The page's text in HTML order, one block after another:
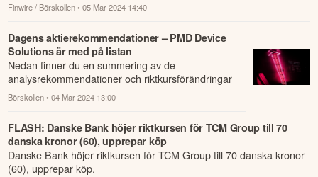
Finwire / Börskollen • 05 Mar 2024 14:40
Dagens aktierekommendationer – PMD Device
Solutions är med på listan
Nedan finner du en summering av de
analysrekommendationer och riktkursförändringar
som har rapporterats om idag den 4 mars.
Börskollen • 04 Mar 2024 13:00
FLASH: Danske Bank höjer riktkursen för TCM Group till 70
danska kronor (60), upprepar köp
Danske Bank höjer riktkursen för TCM Group till 70 danska kronor
(60), upprepar köp.